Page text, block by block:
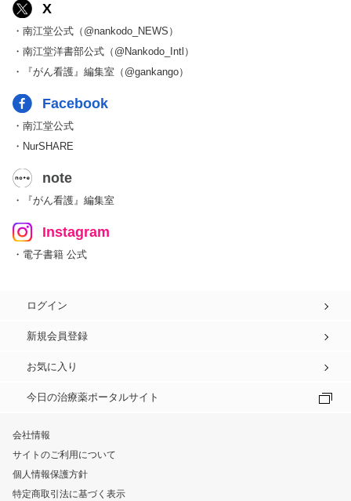
X
・南江堂公式（@nankodo_NEWS）
・南江堂洋書部公式（@Nankodo_Intl）
・『がん看護』編集室（@gankango）
Facebook
・南江堂公式
・NurSHARE
note
・『がん看護』編集室
Instagram
・電子書籍 公式
ログイン
新規会員登録
お気に入り
今日の治療薬ポータルサイト
会社情報
サイトのご利用について
個人情報保護方針
特定商取引法に基づく表示